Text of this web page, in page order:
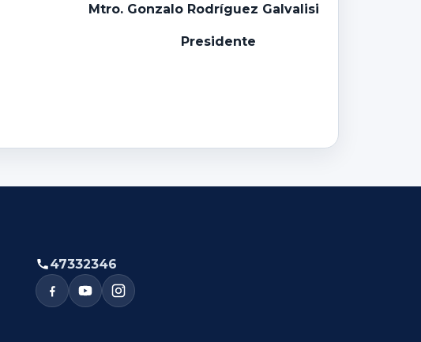
Mtro. Gonzalo Rodríguez Galvalisi
Presidente
47332346